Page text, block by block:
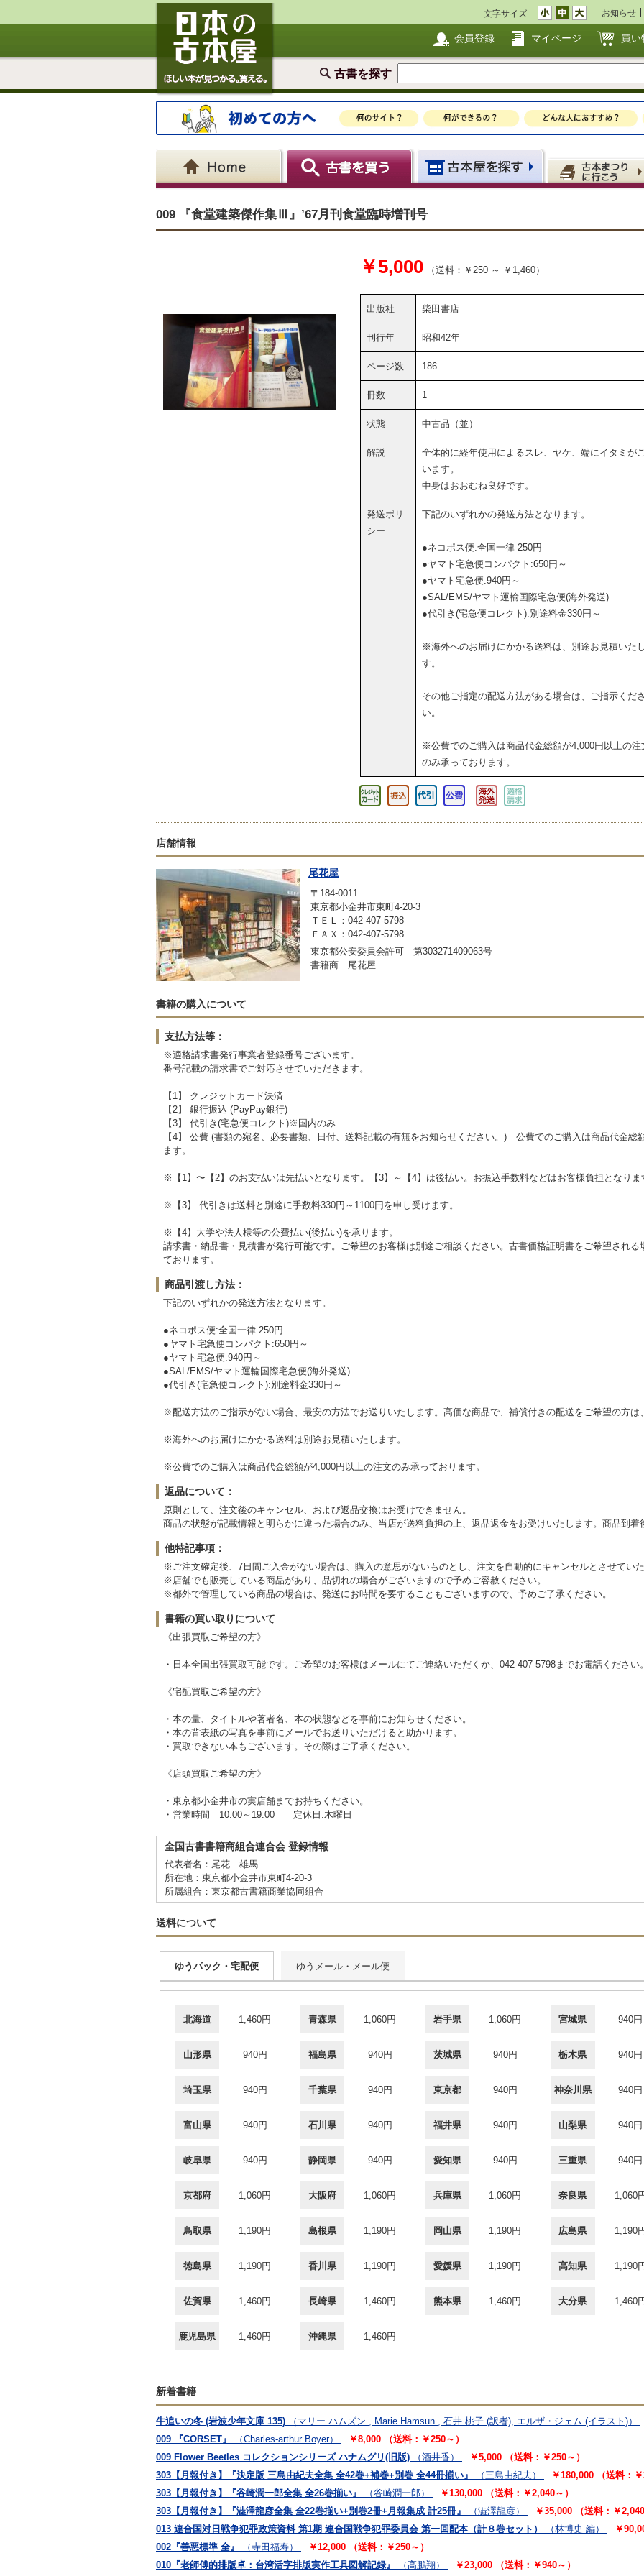
文字サイズ お知らせ
会員登録 マイページ 買い
古書を探す
009 『食堂建築傑作集Ⅲ』’67月刊食堂臨時増刊号
￥5,000 （送料：￥250 ～ ￥1,460）
出版社 柴田書店
刊行年 昭和42年
ページ数 186
冊数 1
状態 中古品（並）
解説
全体的に経年使用によるスレ、ヤケ、端にイタミが
います。
中身はおおむね良好です。
発送ポリ
シー
下記のいずれかの発送方法となります。
●ネコポス便:全国一律 250円
●ヤマト宅急便コンパクト:650円～
●ヤマト宅急便:940円～
●SAL/EMS/ヤマト運輸国際宅急便(海外発送)
●代引き(宅急便コレクト):別途料金330円～
※海外へのお届けにかかる送料は、別途お見積いた
す。
その他ご指定の配送方法がある場合は、ご指示くだ
い。
※公費でのご購入は商品代金総額が4,000円以上の注
のみ承っております。
店舗情報
尾花屋
〒184-0011
東京都小金井市東町4-20-3
ＴＥＬ：042-407-5798
ＦＡＸ：042-407-5798
東京都公安委員会許可 第303271409063号
書籍商 尾花屋
書籍の購入について
支払方法等：
※適格請求書発行事業者登録番号ございます。
番号記載の請求書でご対応させていただきます。
【1】 クレジットカード決済
【2】 銀行振込 (PayPay銀行)
【3】 代引き(宅急便コレクト)※国内のみ
【4】 公費 (書類の宛名、必要書類、日付、送料記載の有無をお知らせください。) 公費でのご購入は商品代金総
ます。
※【1】〜【2】のお支払いは先払いとなります。【3】～【4】は後払い。お振込手数料などはお客様負担となり
※【3】 代引きは送料と別途に手数料330円～1100円を申し受けます。
※【4】大学や法人様等の公費払い(後払い)を承ります。
請求書・納品書・見積書が発行可能です。ご希望のお客様は別途ご相談ください。古書価格証明書をご希望され
ております。
商品引渡し方法：
下記のいずれかの発送方法となります。
●ネコポス便:全国一律 250円
●ヤマト宅急便コンパクト:650円～
●ヤマト宅急便:940円～
●SAL/EMS/ヤマト運輸国際宅急便(海外発送)
●代引き(宅急便コレクト):別途料金330円～
※配送方法のご指示がない場合、最安の方法でお送りいたします。高価な商品で、補償付きの配送をご希望の方は
※海外へのお届けにかかる送料は別途お見積いたします。
※公費でのご購入は商品代金総額が4,000円以上の注文のみ承っております。
返品について：
原則として、注文後のキャンセル、および返品交換はお受けできません。
商品の状態が記載情報と明らかに違った場合のみ、当店が送料負担の上、返品返金をお受けいたします。商品到
他特記事項：
※ご注文確定後、7日間ご入金がない場合は、購入の意思がないものとし、注文を自動的にキャンセルとさせてい
※店舗でも販売している商品があり、品切れの場合がございますので予めご容赦ください。
※都外で管理している商品の場合は、発送にお時間を要することもございますので、予めご了承ください。
書籍の買い取りについて
《出張買取ご希望の方》
・日本全国出張買取可能です。ご希望のお客様はメールにてご連絡いただくか、042-407-5798までお電話ください
《宅配買取ご希望の方》
・本の量、タイトルや著者名、本の状態などを事前にお知らせください。
・本の背表紙の写真を事前にメールでお送りいただけると助かります。
・買取できない本もございます。その際はご了承ください。
《店頭買取ご希望の方》
・東京都小金井市の実店舗までお持ちください。
・営業時間 10:00～19:00 定休日:木曜日
全国古書書籍商組合連合会 登録情報
代表者名：尾花 雄馬
所在地：東京都小金井市東町4-20-3
所属組合：東京都古書籍商業協同組合
送料について
ゆうパック・宅配便 ゆうメール・メール便
北海道 1,460円 青森県 1,060円 岩手県 1,060円 宮城県 940円
山形県 940円 福島県 940円 茨城県 940円 栃木県 940円
埼玉県 940円 千葉県 940円 東京都 940円 神奈川県 940円
富山県 940円 石川県 940円 福井県 940円 山梨県 940円
岐阜県 940円 静岡県 940円 愛知県 940円 三重県 940円
京都府 1,060円 大阪府 1,060円 兵庫県 1,060円 奈良県 1,060
鳥取県 1,190円 島根県 1,190円 岡山県 1,190円 広島県 1,190
徳島県 1,190円 香川県 1,190円 愛媛県 1,190円 高知県 1,190
佐賀県 1,460円 長崎県 1,460円 熊本県 1,460円 大分県 1,460
鹿児島県 1,460円 沖縄県 1,460円
新着書籍
牛追いの冬 (岩波少年文庫 135)
（マリー ハムズン , Marie Hamsun , 石井 桃子 (訳者), エルザ・ジェム (イラスト)）
009 『CORSET』
（Charles-arthur Boyer）
￥8,000 （送料：￥250～）
009 Flower Beetles コレクションシリーズ ハナムグリ(旧版)
（酒井香）
￥5,000 （送料：￥250～）
303【月報付き】『決定版 三島由紀夫全集 全42巻+補巻+別巻 全44冊揃い』
（三島由紀夫）
￥180,000 （送料：
303【月報付き】『谷崎潤一郎全集 全26巻揃い』
（谷崎潤一郎）
￥130,000 （送料：￥2,040～）
303【月報付き】『澁澤龍彦全集 全22巻揃い+別巻2冊+月報集成 計25冊』
（澁澤龍彦）
￥35,000 （送料：￥
013 連合国対日戦争犯罪政策資料 第1期 連合国戦争犯罪委員会 第一回配本（計８巻セット）
（林博史 編）
￥
002『善悪標準 全』
（寺田福寿）
￥12,000 （送料：￥250～）
010『老師傅的排版卓：台湾活字排版実作工具図解記録』
（高鵬翔） ￥23,000 （送料：￥940～）